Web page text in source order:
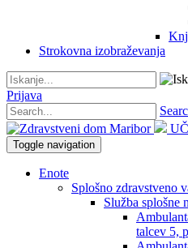
Strokovna izobraževanja
Prijava
Toggle navigation
Enote
Splošno zdravstveno
Služba splošne
talcev 5,